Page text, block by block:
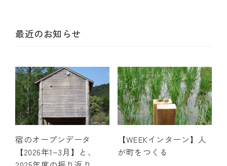
最近のお知らせ
宿のオープンデータ
【2026年1~3月】と、
【WEEKインターン】人
が町をつくる